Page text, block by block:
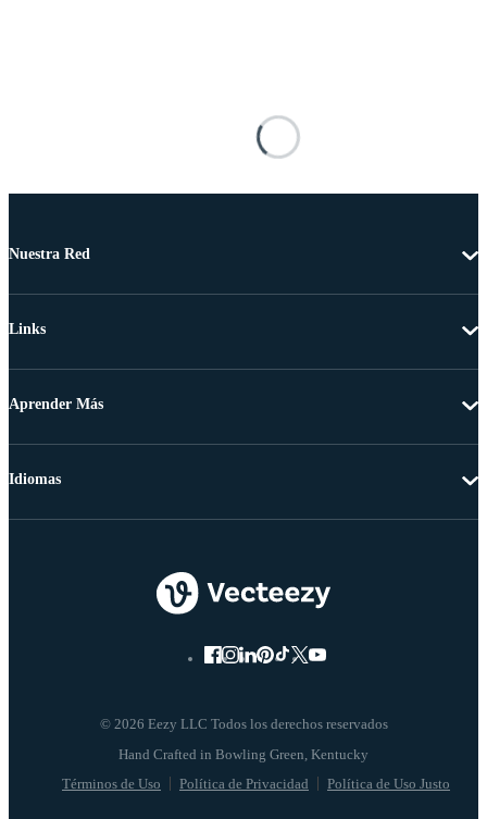
Nuestra Red
Links
Aprender Más
© 2026 Eezy LLC Todos los derechos reservados
Términos de Uso Política de Privacidad Política de Uso Justo
Idiomas